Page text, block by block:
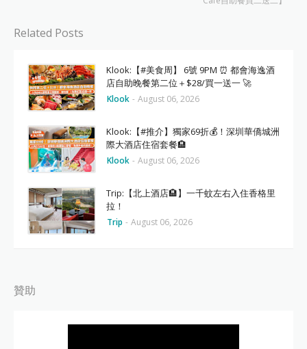
Related Posts
Klook:【#美食周】 6號 9PM ⏰ 都會海逸酒
店自助晚餐第二位＋$28/買一送一 🚀
Klook - August 06, 2026
Klook:【#推介】獨家69折💰！深圳華僑城洲
際大酒店住宿套餐🏨
Klook - August 06, 2026
Trip:【北上酒店🏨】一千蚊左右入住香格里
拉！
Trip - August 06, 2026
贊助